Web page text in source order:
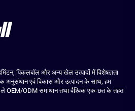
पिकलबॉल और अन्य खेल उत्पादों में विशेषज्ञता
अनुसंधान एवं विकास और उत्पादन के साथ, हम
OEM/ODM समाधान तथा वैश्विक एक-छत के तहत